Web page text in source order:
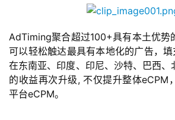
原
创
游
戏
AdTiming聚合超过100+具有本土优势
可以轻松触达最具有本地化的广告，
在东南亚、印度、印尼、沙特、巴西、
的收益再次升级, 不仅提升整体eCPM
平台eCPM。